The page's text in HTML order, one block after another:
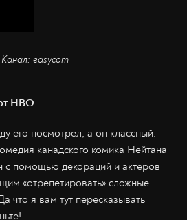
Канал: easycom
HBO
его посмотрел, а он классный.
канадского комика Нейтана
с помощью декораций и актёров
«отрепетировать» сложные
что я вам тут пересказывать